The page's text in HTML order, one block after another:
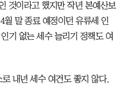
것이라고 했지만 작년 본예산보
말 종료 예정이던 유류세 인
기 없는 세수 늘리기 정책도 여
내년 세수 여건도 좋지 않다.